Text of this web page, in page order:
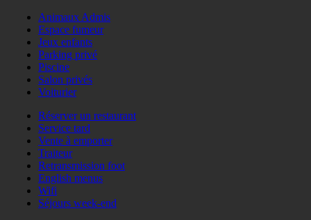
Animaux Admis
Espace fumeur
Jeux enfants
Parking privé
Piscine
Salon privés
Voiturier
Réserver un restaurant
Service tard
Vente à emporter
Traiteur
Retransmission foot
English menus
Wifi
Séjours week-end